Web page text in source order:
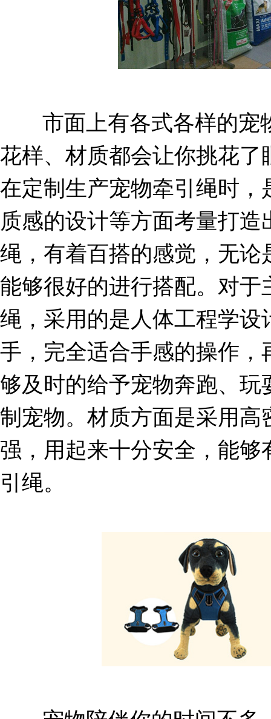
市面上有各式各样的宠
花样、材质都会让你挑花
在定制生产宠物牵引绳时
质感的设计等方面考量打
绳，有着百搭的感觉，无
能够很好的进行搭配。对
绳，采用的是人体工程学
手，完全适合手感的操作
够及时的给予宠物奔跑、
制宠物。材质方面是采用
强，用起来十分安全，能
引绳。